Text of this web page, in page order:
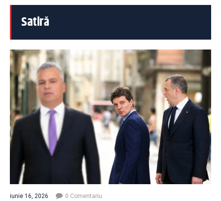
Satiră
iunie 16, 2026 0 Comentariu